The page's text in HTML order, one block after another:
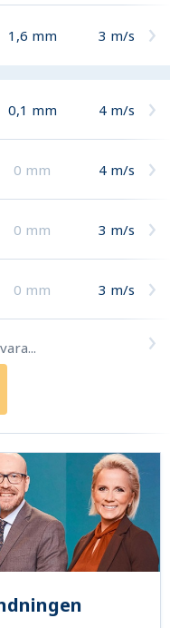
1,6 mm 3 m/s
0,1 mm 4 m/s
0 mm 4 m/s
0 mm 3 m/s
0 mm 3 m/s